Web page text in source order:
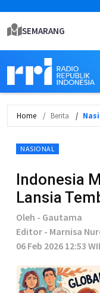
SEMARANG
Home Berita
NASIONAL
Indonesia
Lansia
Oleh - Gautama
Editor - Marnisa
06 Feb 2026 12:53